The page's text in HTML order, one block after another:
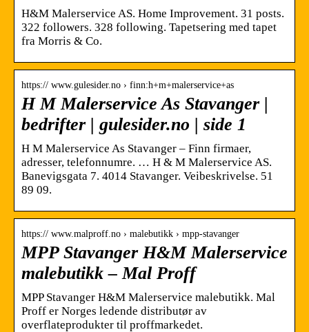
H&M Malerservice AS. Home Improvement. 31 posts.
322 followers. 328 following. Tapetsering med tapet
fra Morris & Co.
https:// www.gulesider.no › finn:h+m+malerservice+as
H M Malerservice As Stavanger |
bedrifter | gulesider.no | side 1
H M Malerservice As Stavanger – Finn firmaer,
adresser, telefonnumre. … H & M Malerservice AS.
Banevigsgata 7. 4014 Stavanger. Veibeskrivelse. 51
89 09.
https:// www.malproff.no › malebutikk › mpp-stavanger
MPP Stavanger H&M Malerservice
malebutikk – Mal Proff
MPP Stavanger H&M Malerservice malebutikk. Mal
Proff er Norges ledende distributør av
overflateprodukter til proffmarkedet.